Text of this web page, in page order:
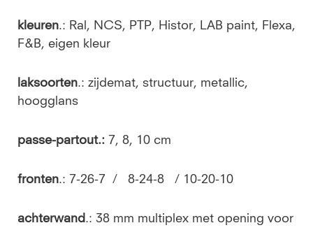
kleuren.: Ral, NCS, PTP, Histor, LAB paint, Flexa,
F&B, eigen kleur
laksoorten.: zijdemat, structuur, metallic,
hoogglans
passe-partout.: 7, 8, 10 cm
fronten.: 7-26-7 / 8-24-8 / 10-20-10
achterwand.: 38 mm multiplex met opening voor